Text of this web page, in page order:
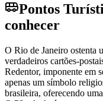
Pontos
conhecer
O Rio de Janeiro ostenta
verdadeiros cartões-
Redentor, imponente em
apenas um símbolo
brasileira, oferecendo